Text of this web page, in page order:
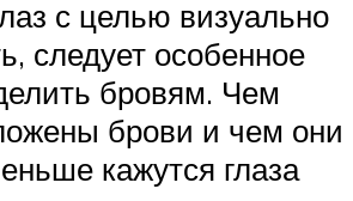
с целью визуально
следует особенное
бровям. Чем
брови и чем они
кажутся глаза